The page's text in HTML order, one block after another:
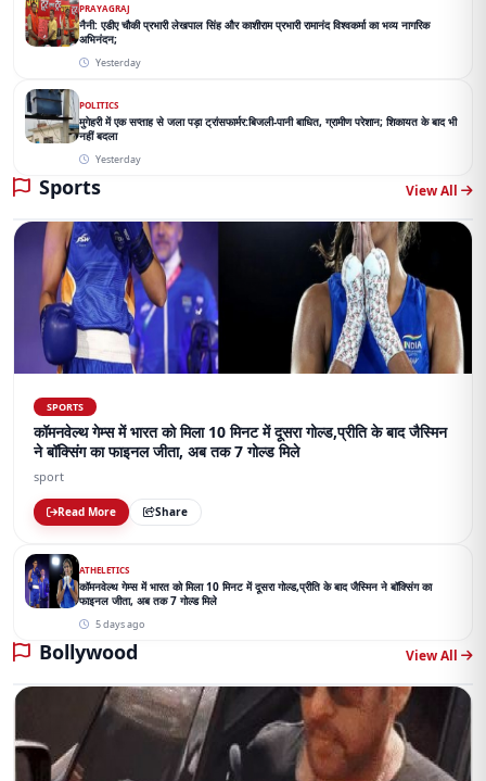
PRAYAGRAJ
नैनी: एडीए चौकी प्रभारी लेखपाल सिंह और काशीराम प्रभारी रामानंद विश्वकर्मा का भव्य नागरिक
अभिनंदन;
Yesterday
POLITICS
मुगेहरी में एक सप्ताह से जला पड़ा ट्रांसफार्मर:बिजली-पानी बाधित, ग्रामीण परेशान; शिकायत के बाद भी
नहीं बदला
Yesterday
Sports View All
SPORTS
कॉमनवेल्थ गेम्स में भारत को मिला 10 मिनट में दूसरा गोल्ड,प्रीति के बाद जैस्मिन
ने बॉक्सिंग का फाइनल जीता, अब तक 7 गोल्ड मिले
sport
Read More Share
ATHELETICS
कॉमनवेल्थ गेम्स में भारत को मिला 10 मिनट में दूसरा गोल्ड,प्रीति के बाद जैस्मिन ने बॉक्सिंग का
फाइनल जीता, अब तक 7 गोल्ड मिले
5 days ago
Bollywood View All